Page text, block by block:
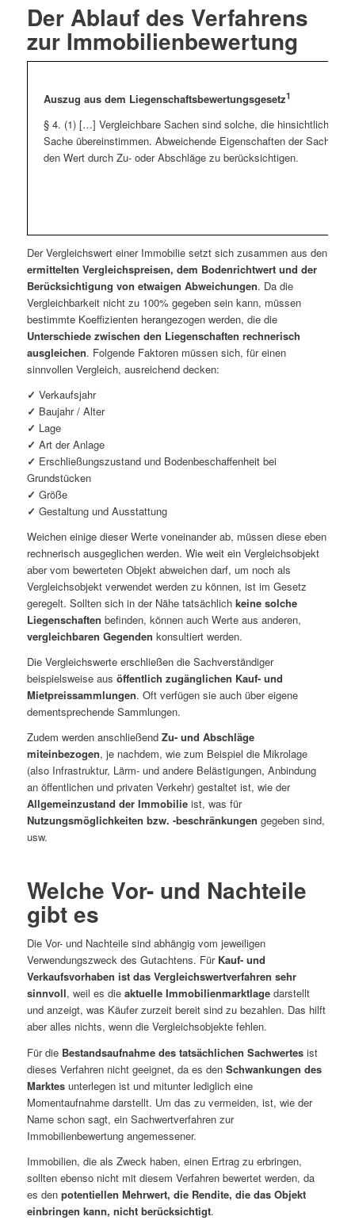
Der Ablauf des Verfahrens
zur Immobilienbewertung
Auszug aus dem Liegenschaftsbewertungsgesetz1
§ 4. (1) […] Vergleichbare Sachen sind solche, die hinsichtlich der
Sache übereinstimmen. Abweichende Eigenschaften der Sache
den Wert durch Zu- oder Abschläge zu berücksichtigen.
Der Vergleichswert einer Immobilie setzt sich zusammen aus den
ermittelten Vergleichspreisen, dem Bodenrichtwert und der
Berücksichtigung von etwaigen Abweichungen. Da die
Vergleichbarkeit nicht zu 100% gegeben sein kann, müssen
bestimmte Koeffizienten herangezogen werden, die die
Unterschiede zwischen den Liegenschaften rechnerisch
ausgleichen. Folgende Faktoren müssen sich, für einen
sinnvollen Vergleich, ausreichend decken:
✓ Verkaufsjahr
✓ Baujahr / Alter
✓ Lage
✓ Art der Anlage
✓ Erschließungszustand und Bodenbeschaffenheit bei
Grundstücken
✓ Größe
✓ Gestaltung und Ausstattung
Weichen einige dieser Werte voneinander ab, müssen diese eben
rechnerisch ausgeglichen werden. Wie weit ein Vergleichsobjekt
aber vom bewerteten Objekt abweichen darf, um noch als
Vergleichsobjekt verwendet werden zu können, ist im Gesetz
geregelt. Sollten sich in der Nähe tatsächlich keine solche
Liegenschaften befinden, können auch Werte aus anderen,
vergleichbaren Gegenden konsultiert werden.
Die Vergleichswerte erschließen die Sachverständiger
beispielsweise aus öffentlich zugänglichen Kauf- und
Mietpreissammlungen. Oft verfügen sie auch über eigene
dementsprechende Sammlungen.
Zudem werden anschließend Zu- und Abschläge
miteinbezogen, je nachdem, wie zum Beispiel die Mikrolage
(also Infrastruktur, Lärm- und andere Belästigungen, Anbindung
an öffentlichen und privaten Verkehr) gestaltet ist, wie der
Allgemeinzustand der Immobilieist, was für
Nutzungsmöglichkeiten bzw. -beschränkungen gegeben sind,
usw.
Welche Vor- und Nachteile
gibt es
Die Vor- und Nachteile sind abhängig vom jeweiligen
Verwendungszweck des Gutachtens. Für Kauf- und
Verkaufsvorhaben ist das Vergleichswertverfahren sehr
sinnvoll, weil es die aktuelle Immobilienmarktlagedarstellt
und anzeigt, was Käufer zurzeit bereit sind zu bezahlen. Das hilft
aber alles nichts, wenn die Vergleichsobjekte fehlen.
Für die Bestandsaufnahme des tatsächlichen Sachwertesist
dieses Verfahren nicht geeignet, da es den Schwankungen des
Marktesunterlegen ist und mitunter lediglich eine
Momentaufnahme darstellt. Um das zu vermeiden, ist, wie der
Name schon sagt, ein Sachwertverfahren zur
Immobilienbewertung angemessener.
Immobilien, die als Zweck haben, einen Ertrag zu erbringen,
sollten ebenso nicht mit diesem Verfahren bewertet werden, da
es den potentiellen Mehrwert, die Rendite, die das Objekt
einbringen kann, nicht berücksichtigt.